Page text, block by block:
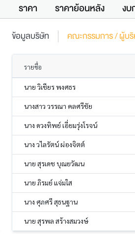
ราคา ราคาย้อนหลัง งบ
ข้อมูลบริษัท คณะกรรมการ / ผู้บ
รายชื่อ
นาย วิเชียร พงศธร
นางสาว วรรณา คลศรีชัย
นาง ดวงทิพย์ เอี่ยมรุ่งโรจน์
นาง วไลรัตน์ ผ่องจิตต์
นาย สุรเดช บุณยวัฒน
นาย ภิรมย์ แจ่มใส
นาง ศุภศรี สุธนฐาน
นาย สุรพล สร้างสมวงษ์